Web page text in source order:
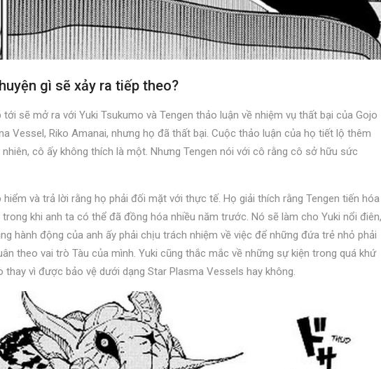
gì sẽ xảy ra tiếp theo?
sẽ mở ra với Yuki Tsukumo và Tengen thảo luận về nhiệm vụ thất bại của Gojo
Vessel, Riko Amanai, nhưng họ đã thất bại. Cuộc thảo luận của họ tiết lộ thêm
cô ấy không thích là một. Nhưng Tengen nói với cô rằng cô sở hữu sức
và trả lời rằng họ phải đối mặt với thực tế. Họ giải thích rằng Tengen tiến hóa
khi anh ta có thể đã đồng hóa nhiều năm trước. Nó sẽ làm cho Yuki nổi điên,
hành động của anh ấy phải chịu trách nhiệm về việc để những đứa trẻ nhỏ phải
theo vai trò Tàu của mình. Yuki cũng thắc mắc về những sự kiện trong quá khứ
vì được bảo vệ dưới dạng Star Plasma Vessels hay không.